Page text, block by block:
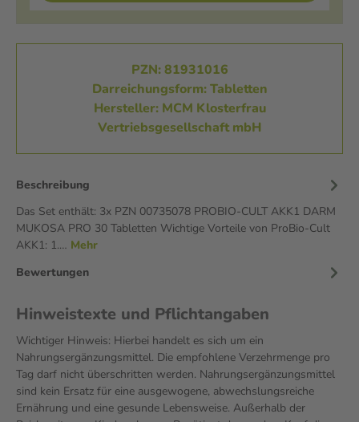
PZN: 81931016
Darreichungsform: Tabletten
Hersteller: MCM Klosterfrau
Vertriebsgesellschaft mbH
Beschreibung
Das Set enthält: 3x PZN 00735078 PROBIO-CULT AKK1 DARM
MUKOSA PRO 30 Tabletten Wichtige Vorteile von ProBio-Cult
AKK1: 1.… Mehr
Bewertungen
Hinweistexte und Pflichtangaben
Wichtiger Hinweis: Hierbei handelt es sich um ein
Nahrungsergänzungsmittel. Die empfohlene Verzehrmenge pro
Tag darf nicht überschritten werden. Nahrungsergänzungsmittel
sind kein Ersatz für eine ausgewogene, abwechslungsreiche
Ernährung und eine gesunde Lebensweise. Außerhalb der